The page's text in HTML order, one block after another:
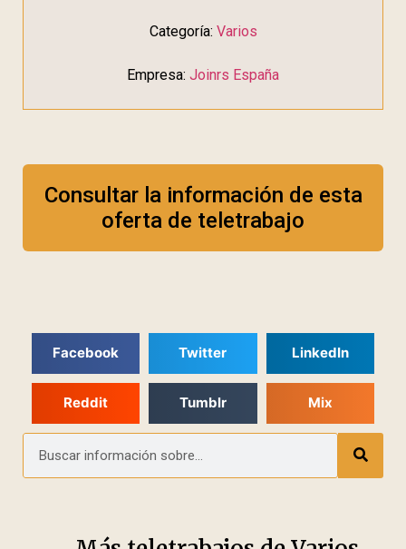
Categoría: Varios
Empresa: Joinrs España
Consultar la información de esta
oferta de teletrabajo
Facebook Twitter LinkedIn
Reddit Tumblr Mix